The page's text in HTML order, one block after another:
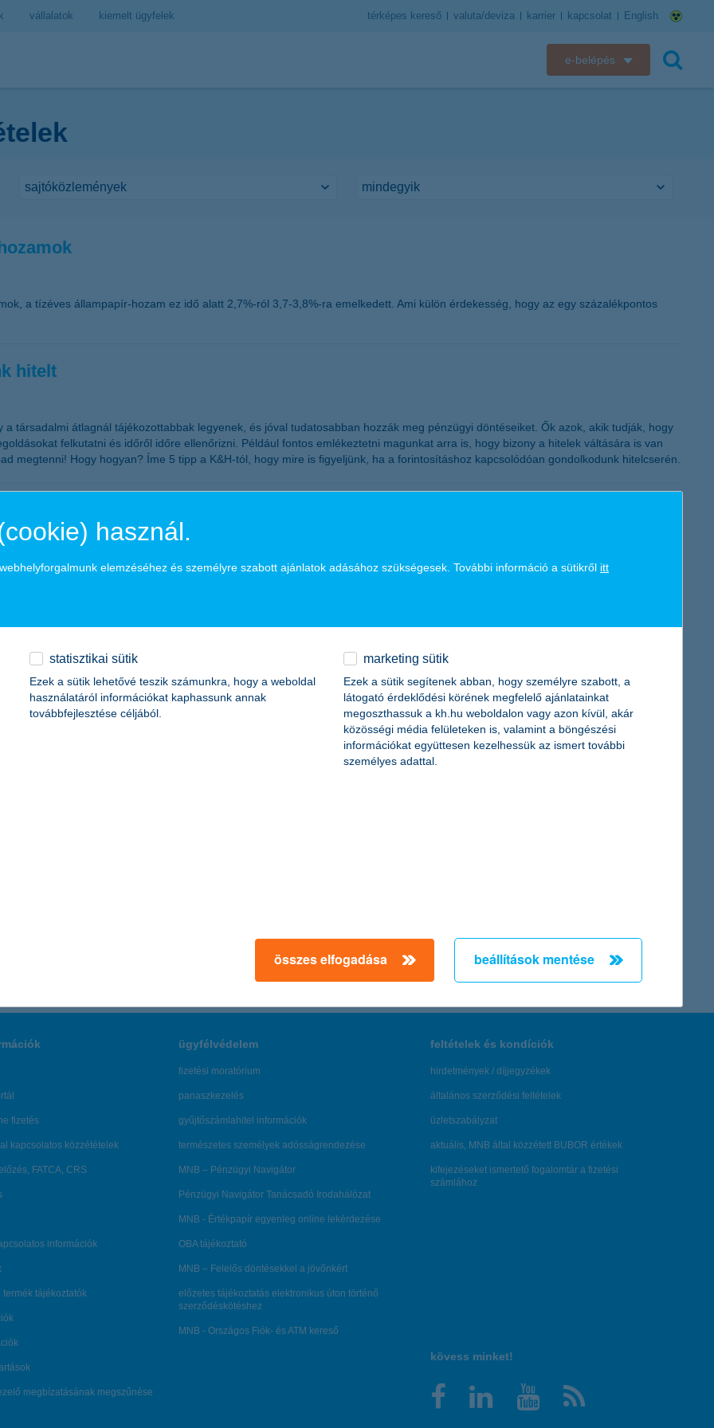
vállalatok kiemelt ügyfelek térképes kereső valuta/deviza karrier kapcsolat English
e-belépés
a tízéves állampapír-hozam ez idő alatt 2,7%-ról 3,7-3,8%-ra emelkedett. Ami külön érdekesség, hogy az egy százalékpontos
hitelt
társadalmi átlagnál tájékozottabbak legyenek, és jóval tudatosabban hozzák meg pénzügyi döntéseiket. Ők azok, akik tudják, hogy
felkutatni és időről időre ellenőrizni. Például fontos emlékeztetni magunkat arra is, hogy bizony a hitelek váltására is van
megtenni! Hogy hogyan? Íme 5 tipp a K&H-tól, hogy mire is figyeljünk, ha a forintosításhoz kapcsolódóan gondolkodunk hitelcserén.
így a tulajdonosoknak év végéig dönteni kell az itt elhelyezett megtakarításokról. Mivel a számlák automatikusan lejárnak, ezért az
amelyet írásbeli nyilatkozattal lehet megtenni” – tájékoztatott Zobor Zsuzsanna, a K&H Alapkezelő vezérigazgatója.
és a dokumentálás is kulcsfontosságú
már április elején 4 ezer kárbejelentés érkezett az erős széllökések és viharos időjárás következtében. A K&H biztosítójának
köthetően összesen 851, azaz naponta hét kárbejelentés érkezett, ezen belül a lakásbiztosításoknál átlagosan 37
elővigyázatosnak lenni, ellenőrizni a tetőt, a vízelvezetőket, nyílászárókat még a viharszezon előtt, ha pedig mégis
fizetés
kapcsolatos közzétételek
FATCA, CRS
információk
termék tájékoztatók
megbízatásának megszűnése
ügyfélvédelem
fizetési moratórium
panaszkezelés
gyűjtőszámlahitel információk
természetes személyek adósságrendezése
MNB – Pénzügyi Navigátor
Pénzügyi Navigátor Tanácsadó Irodahálózat
MNB - Értékpapír egyenleg online lekérdezése
OBA tájékoztató
MNB – Felelős döntésekkel a jövőnkért
előzetes tájékoztatás elektronikus úton történő
szerződéskötéshez
MNB - Országos Fiók- és ATM kereső
feltételek és kondíciók
hirdetmények / díjjegyzékek
általános szerződési feltételek
üzletszabályzat
aktuális, MNB által közzétett BUBOR értékek
kifejezéseket ismertető fogalomtár a fizetési
számlához
kövess minket!
használ.
elemzéséhez és személyre szabott ajánlatok adásához szükségesek. További információ a sütikről itt
statisztikai sütik
Ezek a sütik lehetővé teszik számunkra, hogy a weboldal
használatáról információkat kaphassunk annak
továbbfejlesztése céljából.
marketing sütik
Ezek a sütik segítenek abban, hogy személyre szabott, a
látogató érdeklődési körének megfelelő ajánlatainkat
megoszthassuk a kh.hu weboldalon vagy azon kívül, akár
közösségi média felületeken is, valamint a böngészési
információkat együttesen kezelhessük az ismert további
személyes adattal.
összes elfogadása beállítások mentése